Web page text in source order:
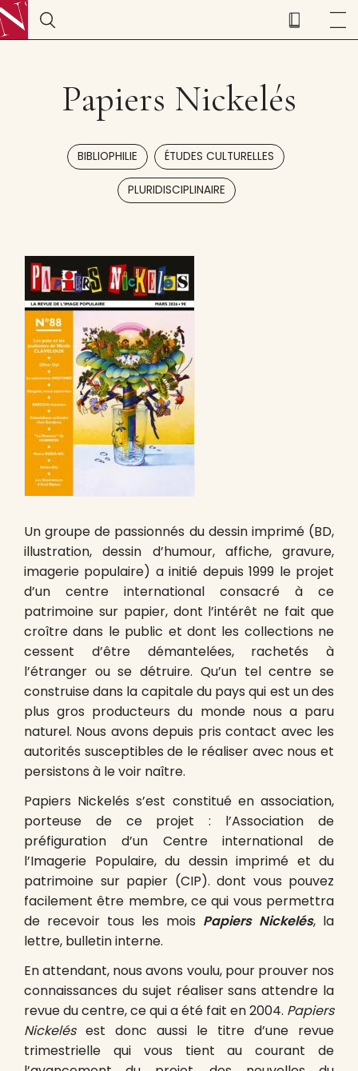
Papiers Nickelés
BIBLIOPHILIE ÉTUDES CULTURELLES
PLURIDISCIPLINAIRE
Un groupe de passionnés du dessin imprimé (BD,
illustration, dessin d’humour, affiche, gravure,
imagerie populaire) a initié depuis 1999 le projet
d’un centre international consacré à ce
patrimoine sur papier, dont l’intérêt ne fait que
croître dans le public et dont les collections ne
cessent d’être démantelées, rachetés à
l’étranger ou se détruire. Qu’un tel centre se
construise dans la capitale du pays qui est un des
plus gros producteurs du monde nous a paru
naturel. Nous avons depuis pris contact avec les
autorités susceptibles de le réaliser avec nous et
persistons à le voir naître.
Papiers Nickelés s’est constitué en association,
porteuse de ce projet : l’Association de
préfiguration d’un Centre international de
l’Imagerie Populaire, du dessin imprimé et du
patrimoine sur papier (CIP). dont vous pouvez
facilement être membre, ce qui vous permettra
de recevoir tous les mois Papiers Nickelés, la
lettre, bulletin interne.
En attendant, nous avons voulu, pour prouver nos
connaissances du sujet réaliser sans attendre la
revue du centre, ce qui a été fait en 2004. Papiers
Nickelésest donc aussi le titre d’une revue
trimestrielle qui vous tient au courant de